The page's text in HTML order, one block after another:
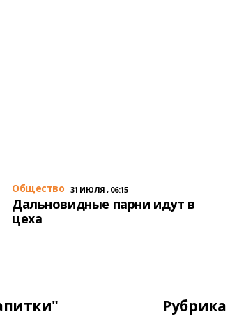
Общество 31 ИЮЛЯ , 06:15
Дальновидные парни идут в
цеха